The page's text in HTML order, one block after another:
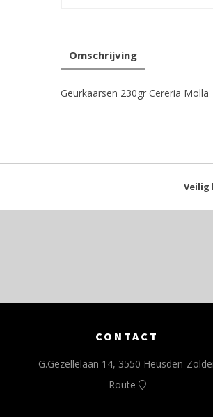
Omschrijving
Geurkaarsen 230gr Cereria Molla
Veilig
CONTACT
G.Gezellelaan 14, 3550 Heusden-
Route